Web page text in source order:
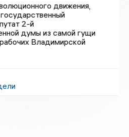
движения,
2-й
думы из самой гущи
Владимирской